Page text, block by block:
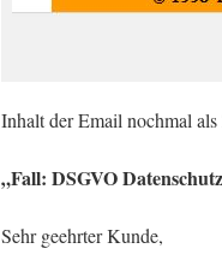
Inhalt der Email nochmal
„Fall: DSGVO
Sehr geehrter Kunde,